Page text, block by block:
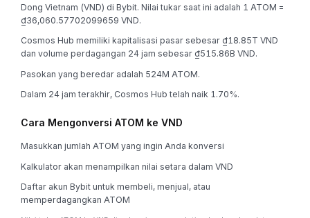
Dong Vietnam (VND) di Bybit. Nilai tukar saat ini adalah 1 ATOM =
₫36,060.57702099659 VND.
Cosmos Hub memiliki kapitalisasi pasar sebesar ₫18.85T VND
dan volume perdagangan 24 jam sebesar ₫515.86B VND.
Pasokan yang beredar adalah 524M ATOM.
Dalam 24 jam terakhir, Cosmos Hub telah naik 1.70%.
Cara Mengonversi ATOM ke VND
Masukkan jumlah ATOM yang ingin Anda konversi
Kalkulator akan menampilkan nilai setara dalam VND
Daftar akun Bybit untuk membeli, menjual, atau
memperdagangkan ATOM